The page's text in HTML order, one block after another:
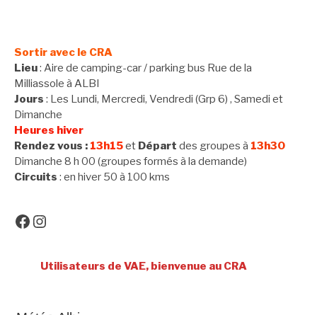
la
suite
Sortir avec le CRA
Lieu: Aire de camping-car / parking bus Rue de la
Milliassole à ALBI
Jours : Les Lundi, Mercredi, Vendredi (Grp 6) , Samedi et
Dimanche
Heures hiver
Rendez vous : 13h15et Départ des groupes à 13h30
Dimanche 8 h 00 (groupes formés à la demande)
Circuits : en hiver 50 à 100 kms
Facebook
Utilisateurs de VAE, bienvenue au CRA